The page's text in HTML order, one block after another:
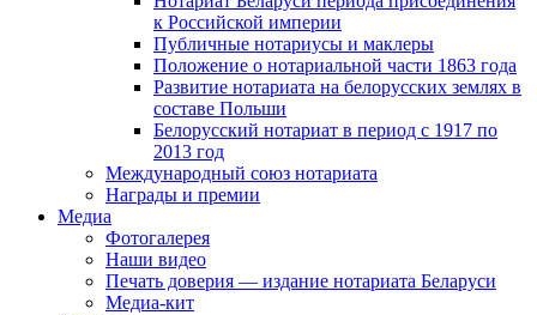
к Российской империи
Публичные нотариусы и маклеры
Положение о нотариальной части 1863 года
Развитие нотариата на белорусских землях в
составе Польши
Белорусский нотариат в период с 1917 по
2013 год
Международный союз нотариата
Награды и премии
Медиа
Фотогалерея
Наши видео
Печать доверия — издание нотариата Беларуси
Медиа-кит